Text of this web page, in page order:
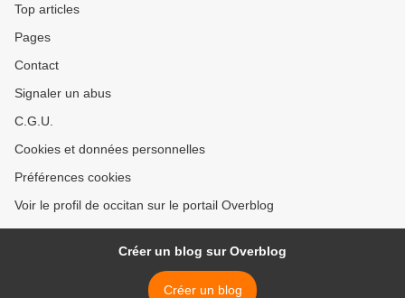
Top articles
Pages
Contact
Signaler un abus
C.G.U.
Cookies et données personnelles
Préférences cookies
Voir le profil de occitan sur le portail Overblog
Créer un blog sur Overblog
Créer un blog